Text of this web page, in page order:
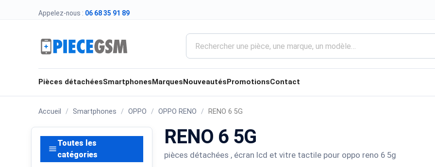
Appelez-nous : 06 68 35 91 89
Pièces détachéesSmartphones Marques Nouveautés PromotionsContact
Accueil Smartphones OPPO OPPO RENO RENO 6 5G
menu
Toutes les
catégories
RENO 6 5G
pièces détachées , écran lcd et vitre tactile pour oppo reno 6 5g